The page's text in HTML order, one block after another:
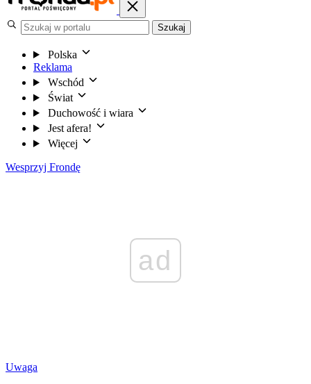
Szukaj
Polska
Reklama
Wschód
Świat
Duchowość i wiara
Jest afera!
Więcej
Wesprzyj Frondę
ad
Uwaga